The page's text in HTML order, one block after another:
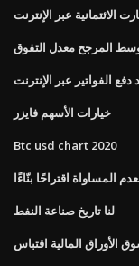
الائتمانية عبر الإنترنت
​​المرجح معدل التفوق
الفواتير عبر الإنترنت
خيارات الأسهم فايزر
Btc usd chart 2020
المساواة اقتراحًا بنّاءًا
لنا تاريخ صناعة النفط
الأوراق المالية اقتباس